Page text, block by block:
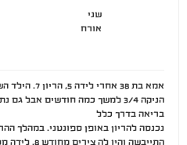
שני
אורח
אמא בת 38 אחרי לידה 5, הריון 7. הילד השלישי בן 10 והרביעי בן 1.5 שנה.
הניקה 3/4 למשך כמה חודשים אבל גם נתנה תוספות תמ״ל.
בריאה בדרך כלל
נכנסה להריון באופן ספונטני. במהלך